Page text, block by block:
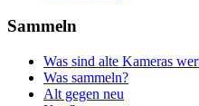
Sammeln
Was sind alte Kameras
Was sammeln?
Alt gegen neu